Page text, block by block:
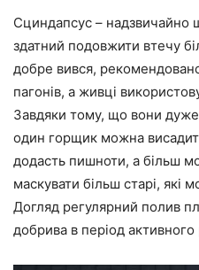
Сциндапсус – надзвичайно
здатний подовжити втечу
добре вився,
пагонів, а живці
Завдяки тому, що вони
один горщик можна
додасть пишноти, а більш
маскувати більш старі, які
Догляд регулярний полив
добрива в період активного